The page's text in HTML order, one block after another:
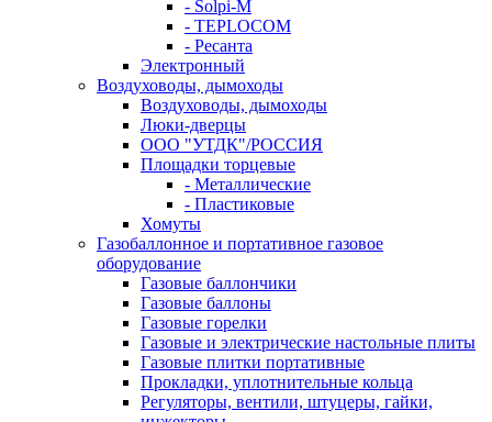
- Solpi-M
- TEPLOCOM
- Ресанта
Электронный
Воздуховоды, дымоходы
Воздуховоды, дымоходы
Люки-дверцы
ООО "УТДК"/РОССИЯ
Площадки торцевые
- Металлические
- Пластиковые
Хомуты
Газобаллонное и портативное газовое
оборудование
Газовые баллончики
Газовые баллоны
Газовые горелки
Газовые и электрические настольные плиты
Газовые плитки портативные
Прокладки, уплотнительные кольца
Регуляторы, вентили, штуцеры, гайки,